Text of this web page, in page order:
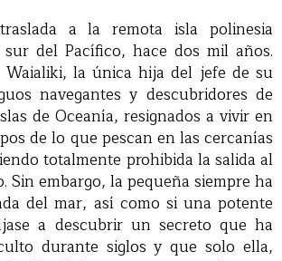
a la remota isla polinesia
del Pacífico, hace dos mil años.
la única hija del jefe de su
navegantes y descubridores de
de Oceanía, resignados a vivir en
de lo que pescan en las cercanías
totalmente prohibida la salida al
Sin embargo, la pequeña siempre ha
del mar, así como si una potente
a descubrir un secreto que ha
durante siglos y que solo ella,